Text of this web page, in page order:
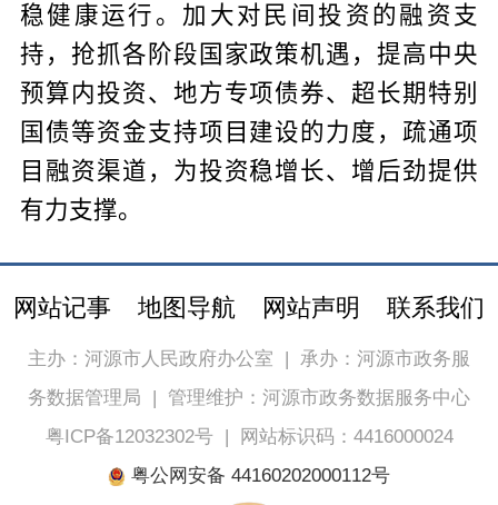
稳健康运行。加大对民间投资的融资支
持，抢抓各阶段国家政策机遇，提高中央
预算内投资、地方专项债券、超长期特别
国债等资金支持项目建设的力度，疏通项
目融资渠道，为投资稳增长、增后劲提供
有力支撑。
网站记事 地图导航 网站声明 联系我们
主办：河源市人民政府办公室 | 承办：河源市政务服
务数据管理局 | 管理维护：河源市政务数据服务中心
粤ICP备12032302号|
网站标识码：4416000024
粤公网安备 44160202000112号